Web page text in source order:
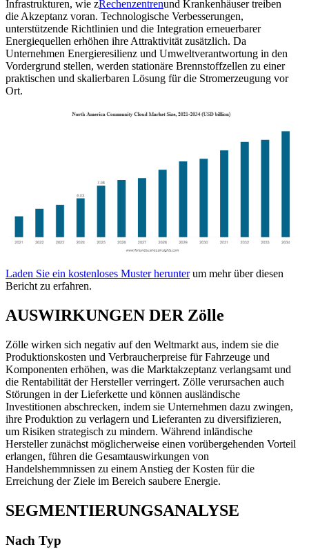
Infrastrukturen, wie zRechenzentrenund Krankenhäuser treiben
die Akzeptanz voran. Technologische Verbesserungen,
unterstützende Richtlinien und die Integration erneuerbarer
Energiequellen erhöhen ihre Attraktivität zusätzlich. Da
Unternehmen Energieresilienz und Umweltverantwortung in den
Vordergrund stellen, werden stationäre Brennstoffzellen zu einer
praktischen und skalierbaren Lösung für die Stromerzeugung vor
Ort.
Laden Sie ein kostenloses Muster herunterum mehr über diesen
Bericht zu erfahren.
AUSWIRKUNGEN DER Zölle
Zölle wirken sich negativ auf den Weltmarkt aus, indem sie die
Produktionskosten und Verbraucherpreise für Fahrzeuge und
Komponenten erhöhen, was die Marktakzeptanz verlangsamt und
die Rentabilität der Hersteller verringert. Zölle verursachen auch
Störungen in der Lieferkette und können ausländische
Investitionen abschrecken, indem sie Unternehmen dazu zwingen,
ihre Produktion zu verlagern und Lieferanten zu diversifizieren,
um Risiken strategisch zu mindern. Während inländische
Hersteller zunächst möglicherweise einen vorübergehenden Vorteil
erlangen, führen die Gesamtauswirkungen von
Handelshemmnissen zu einem Anstieg der Kosten für die
Erreichung der Ziele im Bereich saubere Energie.
SEGMENTIERUNGSANALYSE
Nach Typ